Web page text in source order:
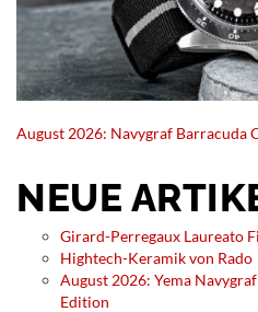
August 2026: Navygraf Barracuda
NEUE
Girard-Perregaux Laureato
Hightech-Keramik von Rado
August 2026: Yema
Edition